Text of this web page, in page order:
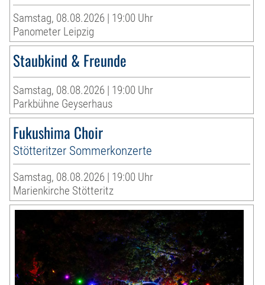
Samstag, 08.08.2026 | 19:00 Uhr
Panometer Leipzig
Staubkind & Freunde
Samstag, 08.08.2026 | 19:00 Uhr
Parkbühne Geyserhaus
Fukushima Choir
Stötteritzer Sommerkonzerte
Samstag, 08.08.2026 | 19:00 Uhr
Marienkirche Stötteritz